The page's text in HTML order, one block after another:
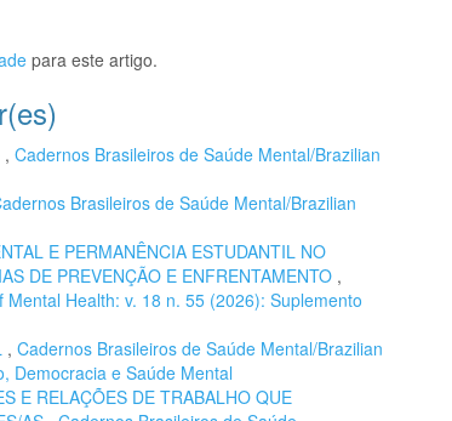
para este artigo.
, Cadernos Brasileiros de Saúde Mental/Brazilian
Brasileiros de Saúde Mental/Brazilian
E PERMANÊNCIA ESTUDANTIL NO
DE PREVENÇÃO E ENFRENTAMENTO ,
Health: v. 18 n. 55 (2026): Suplemento
, Cadernos Brasileiros de Saúde Mental/Brazilian
Democracia e Saúde Mental
E RELAÇÕES DE TRABALHO QUE